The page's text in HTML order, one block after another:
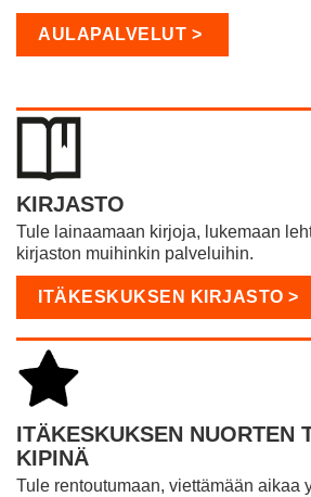
AULAPALVELUT >
KIRJASTO
Tule lainaamaan kirjoja, lukemaan
kirjaston muihinkin palveluihin.
ITÄKESKUKSEN KIRJASTO >
ITÄKESKUKSEN NUORTEN
KIPINÄ
Tule rentoutumaan, viettämään aikaa